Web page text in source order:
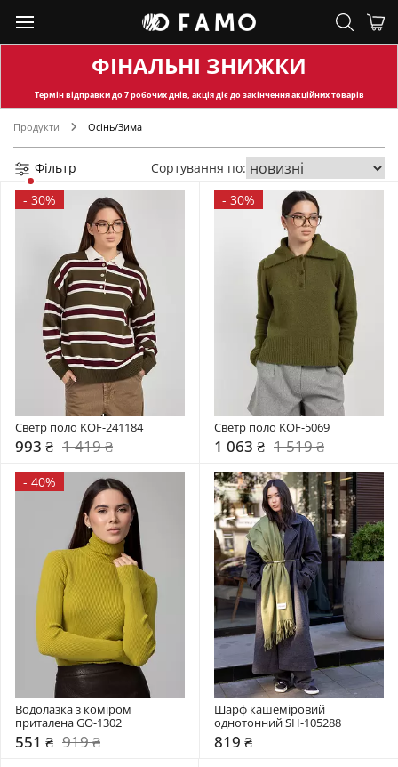
ФІНАЛЬНІ ЗНИЖКИ
Термін відправкидо 7 робочих днів, акція діє до закінчення акційних товарів
Продукти Осінь/Зима
Фільтр
Сортування по:
- 30%
Светр поло KOF-241184
993 ₴ 1 419 ₴
- 30%
Светр поло KOF-5069
1 063 ₴ 1 519 ₴
- 40%
Водолазка з коміром
приталена GO-1302
551 ₴ 919 ₴
Шарф кашеміровий
однотонний SH-105288
819 ₴